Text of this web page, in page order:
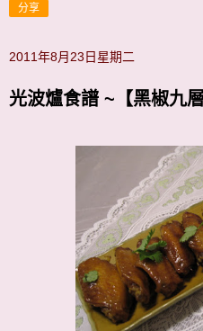
分享
2011年8月23日星期二
光波爐食譜 ~【黑椒九